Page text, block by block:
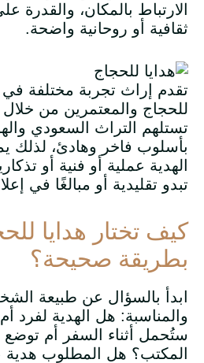
الارتباط بالمكان،
ثقافية أو روحانية واضحة.
تقدم إراث تجربة مختلفة في
للحجاج والمعتمرين من
تستلهم التراث السعودي
بأسلوب فاخر وهادئ، لذلك
الهدية عملية أو فنية أو
تبدو تقليدية أو مبالغًا في
كيف تختار هدايا
بطريقة صحيحة؟
ابدأ بالسؤال عن طبيعة
والمناسبة: هل الهدية لفرد
ستُحمل أثناء السفر أم
المكتب؟ هل المطلوب هدية